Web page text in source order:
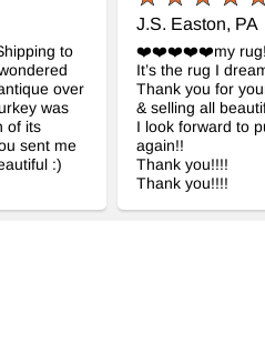
to
over
was
of its
sent me
:)
J.S. Easton, PA
❤️❤️❤️❤️❤️my
It’s the rug I
Thank you for
& selling all
I look forward to
again!!
Thank you!!!!
Thank you!!!!